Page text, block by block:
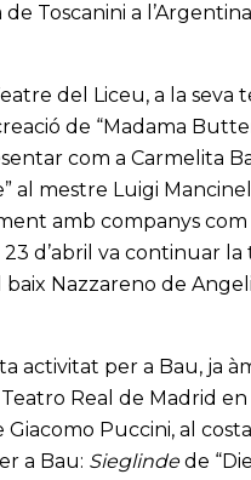
Toscanini a
del Liceu, a la
de “Madama
com a Carmelita
al mestre Luigi
amb companys com
d’abril va continuar
Nazzareno de
activitat per a Bau, ja
Real de Madrid
Giacomo Puccini, al
a Bau: Sieglindede